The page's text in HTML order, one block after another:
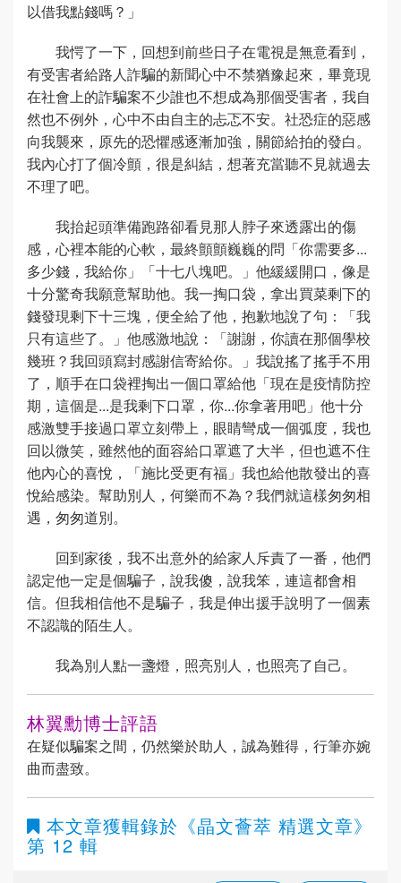
以借我點錢嗎？」
我愕了一下，回想到前些日子在電視是無意看到，
有受害者給路人詐騙的新聞心中不禁猶豫起來，畢竟現
在社會上的詐騙案不少誰也不想成為那個受害者，我自
然也不例外，心中不由自主的忐忑不安。社恐症的惡感
向我襲來，原先的恐懼感逐漸加強，關節給拍的發白。
我內心打了個冷顫，很是糾結，想著充當聽不見就過去
不理了吧。
我抬起頭準備跑路卻看見那人脖子來透露出的傷
感，心裡本能的心軟，最終顫顫巍巍的問「你需要多...
多少錢，我給你」「十七八塊吧。」他緩緩開口，像是
十分驚奇我願意幫助他。我一掏口袋，拿出買菜剩下的
錢發現剩下十三塊，便全給了他，抱歉地說了句：「我
只有這些了。」他感激地說：「謝謝，你讀在那個學校
幾班？我回頭寫封感謝信寄給你。」我說搖了搖手不用
了，順手在口袋裡掏出一個口罩給他「現在是疫情防控
期，這個是...是我剩下口罩，你...你拿著用吧」他十分
感激雙手接過口罩立刻帶上，眼睛彎成一個弧度，我也
回以微笑，雖然他的面容給口罩遮了大半，但也遮不住
他內心的喜悅，「施比受更有福」我也給他散發出的喜
悅給感染。幫助別人，何樂而不為？我們就這樣匆匆相
遇，匆匆道別。
回到家後，我不出意外的給家人斥責了一番，他們
認定他一定是個騙子，說我傻，說我笨，連這都會相
信。但我相信他不是騙子，我是伸出援手說明了一個素
不認識的陌生人。
我為別人點一盞燈，照亮別人，也照亮了自己。
林翼勳博士評語
在疑似騙案之間，仍然樂於助人，誠為難得，行筆亦婉
曲而盡致。
本文章獲輯錄於 《晶文薈萃 精選文章》
第 12 輯